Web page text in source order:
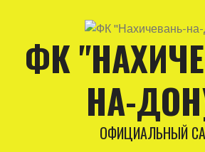
contentФК
НА-
ОФИЦИАЛЬНЫЙ